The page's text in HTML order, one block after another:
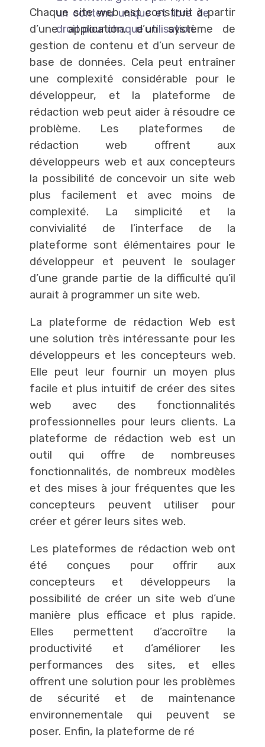
un contenu unique et libre de
droit pour chaque utilisation.
Chaque site web est construit à partir
d’une application, d’un système de
gestion de contenu et d’un serveur de
base de données. Cela peut entraîner
une complexité considérable pour le
développeur, et la plateforme de
rédaction web peut aider à résoudre ce
problème. Les plateformes de
rédaction web offrent aux
développeurs web et aux concepteurs
la possibilité de concevoir un site web
plus facilement et avec moins de
complexité. La simplicité et la
convivialité de l’interface de la
plateforme sont élémentaires pour le
développeur et peuvent le soulager
d’une grande partie de la difficulté qu’il
aurait à programmer un site web.
La plateforme de rédaction Web est
une solution très intéressante pour les
développeurs et les concepteurs web.
Elle peut leur fournir un moyen plus
facile et plus intuitif de créer des sites
web avec des fonctionnalités
professionnelles pour leurs clients. La
plateforme de rédaction web est un
outil qui offre de nombreuses
fonctionnalités, de nombreux modèles
et des mises à jour fréquentes que les
concepteurs peuvent utiliser pour
créer et gérer leurs sites web.
Les plateformes de rédaction web ont
été conçues pour offrir aux
concepteurs et développeurs la
possibilité de créer un site web d’une
manière plus efficace et plus rapide.
Elles permettent d’accroître la
productivité et d’améliorer les
performances des sites, et elles
offrent une solution pour les problèmes
de sécurité et de maintenance
environnementale qui peuvent se
poser. Enfin, la plateforme de ré